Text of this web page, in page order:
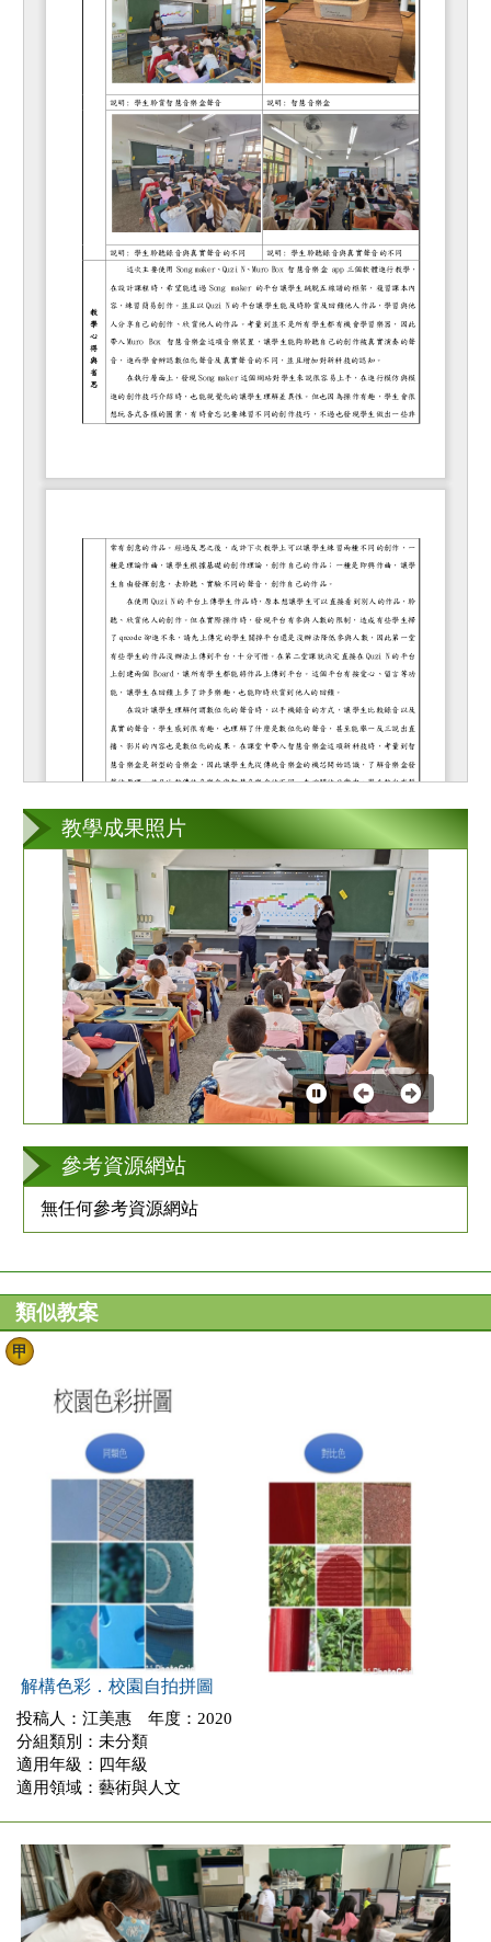
教學成果照片
第
2
張
參考資源網站
無任何參考資源網站
類似教案
解構色彩．校園自拍拼圖
甲
投稿人：江美惠 年度：2020
分組類別：未分類
適用年級：四年級
適用領域：藝術與人文